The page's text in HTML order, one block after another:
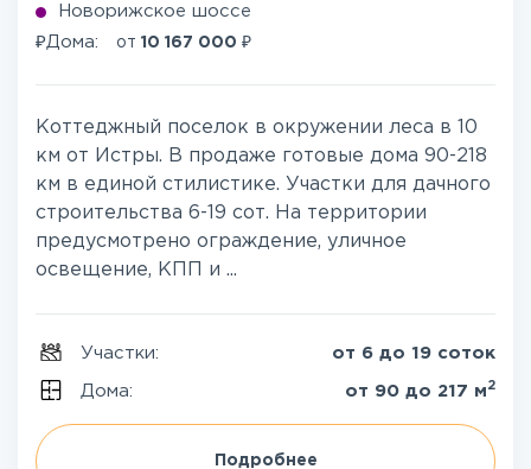
Новорижское шоссе
₽Дома: от 10 167 000 ₽
Коттеджный поселок в окружении леса в 10
км от Истры. В продаже готовые дома 90-218
км в единой стилистике. Участки для дачного
строительства 6-19 сот. На территории
предусмотрено ограждение, уличное
освещение, КПП и ...
Участки: от 6 до 19 соток
Дома: от 90 до 217 м 2
Подробнее